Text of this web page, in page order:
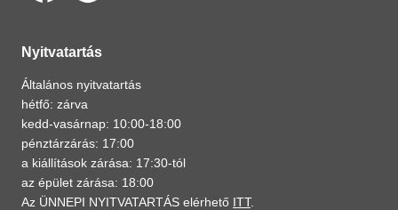
Nyitvatartás
Általános nyitvatartás
hétfő: zárva
kedd-vasárnap: 10:00-18:00
pénztárzárás: 17:00
a kiállítások zárása: 17:30-tól
az épület zárása: 18:00
Az ÜNNEPI NYITVATARTÁS elérhető ITT.